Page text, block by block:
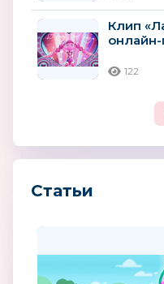
Клип
122
Статьи